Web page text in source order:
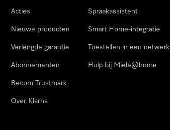
Acties
Nieuwe producten
Verlengde garantie
Abonnementen
Becom Trustmark
Over Klarna
Spraakassistent
Smart Home-integratie
Toestellen in een netwerk
Hulp bij Miele@home